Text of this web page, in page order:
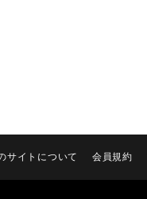
サイトについて 会員規約